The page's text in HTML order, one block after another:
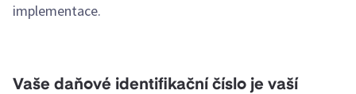
implementace.
Vaše daňové identifikační číslo je vaší